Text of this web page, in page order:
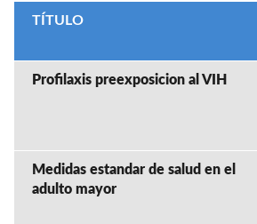
TÍTULO
Profilaxis preexposicion al VIH
Medidas estandar de salud en el
adulto mayor